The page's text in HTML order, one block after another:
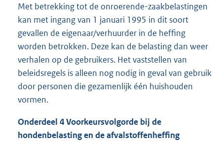
Met betrekking tot de onroerende-zaakbelastingen
kan met ingang van 1 januari 1995 in dit soort
gevallen de eigenaar/verhuurder in de heffing
worden betrokken. Deze kan de belasting dan weer
verhalen op de gebruikers. Het vaststellen van
beleidsregels is alleen nog nodig in geval van gebruik
door personen die gezamenlijk één huishouden
vormen.
Onderdeel 4 Voorkeursvolgorde bij de
hondenbelasting en de afvalstoffenheffing